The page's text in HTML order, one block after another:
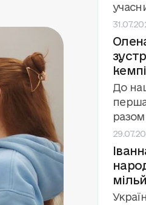
фото
фонд
448
До
дав